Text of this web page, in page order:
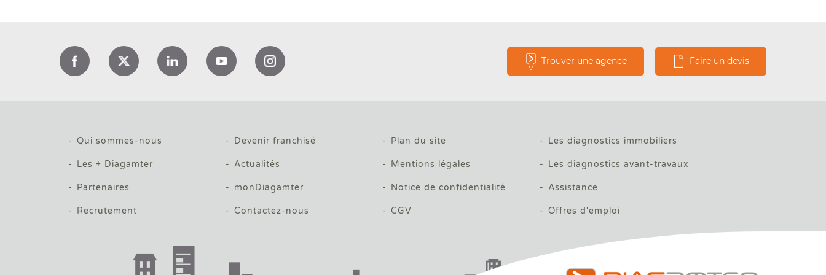
Trouver une agence Faire un devis
Qui sommes-nous
Les + Diagamter
Partenaires
Recrutement
Devenir franchisé
Actualités
monDiagamter
Contactez-nous
Plan du site
Mentions légales
Notice de confidentialité
CGV
Les diagnostics immobiliers
Les diagnostics avant-travaux
Assistance
Offres d'emploi